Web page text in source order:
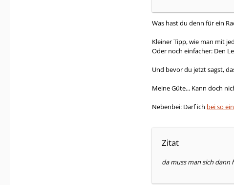
Was hast du denn für ein
Kleiner Tipp, wie man mit
Oder noch einfacher: Den
Und bevor du jetzt sagst,
Meine Güte... Kann doch
Nebenbei: Darf ich bei so
Zitat
da muss man sich dann